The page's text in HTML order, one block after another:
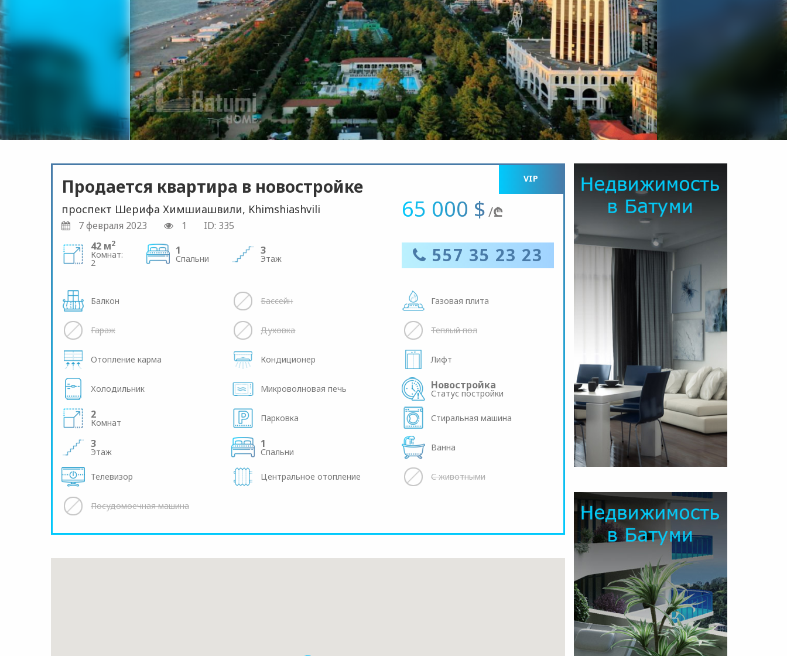
VIP
Продается квартира в новостройке
проспект Шерифа Химшиашвили, Khimshiashvili
7 февраля 2023 1 ID: 335
65 000 $ /₾
42 м2
Комнат:
2
1
Спальни
3
Этаж 557 35 23 23
Балкон Бассейн Газовая плита
Гараж Духовка Теплый пол
Отопление карма Кондиционер Лифт
Холодильник Микроволновая печь Новостройка
Статус постройки
2
Комнат Парковка Стиральная машина
3
Этаж
1
Спальни Ванна
Телевизор Центральное отопление С животными
Посудомоечная машина